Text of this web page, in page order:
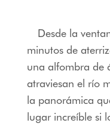
Desde la
minutos de
una alfombra de
atraviesan el río
la panorámica
lugar increíble si